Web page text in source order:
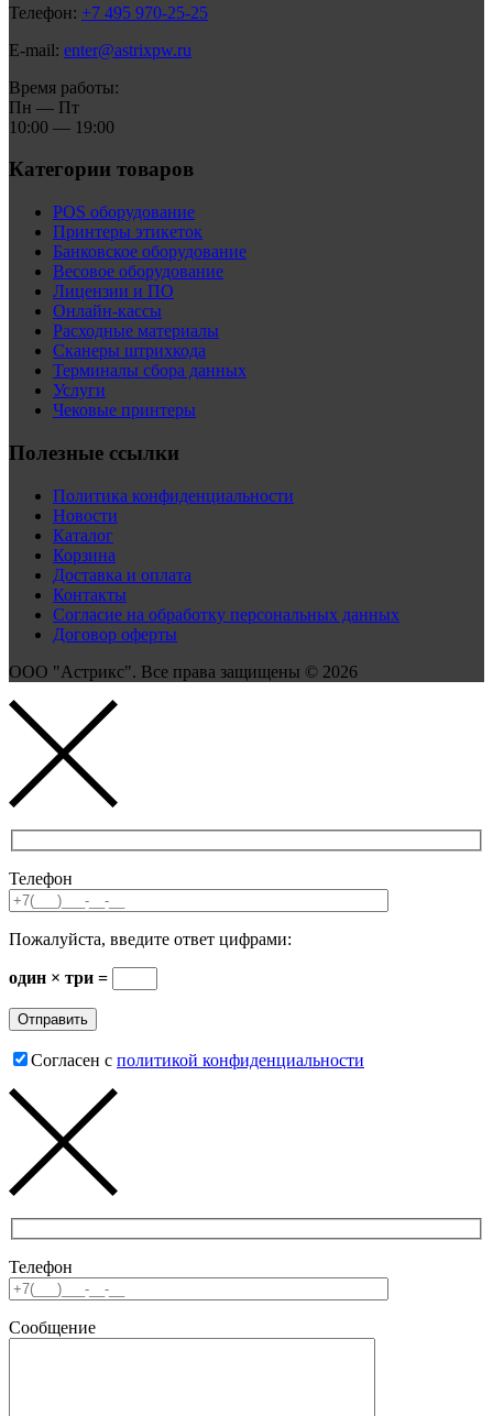
Телефон: +7 495 970-25-25
E-mail: enter@astrixpw.ru
Время работы:
Пн — Пт
10:00 — 19:00
Категории товаров
POS оборудование
Принтеры этикеток
Банковское оборудование
Весовое оборудование
Лицензии и ПО
Онлайн-кассы
Расходные материалы
Сканеры штрихкода
Терминалы сбора данных
Услуги
Чековые принтеры
Полезные ссылки
Политика конфиденциальности
Новости
Каталог
Корзина
Доставка и оплата
Контакты
Согласие на обработку персональных данных
Договор оферты
ООО "Астрикс". Все права защищены © 2026
Телефон
Пожалуйста, введите ответ цифрами:
один × три =
Согласен с политикой конфиденциальности
Телефон
Сообщение